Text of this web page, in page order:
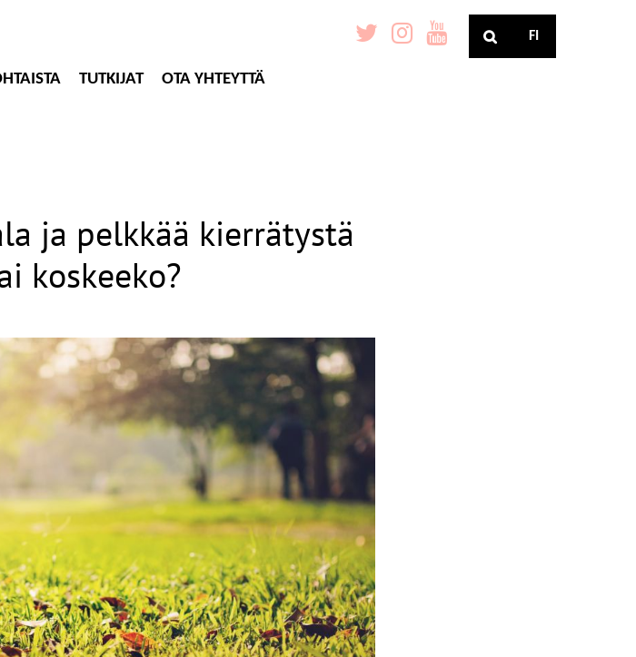
FI
TUTKIJAT OTA YHTEYTTÄ
ja pelkkää kierrätystä
koskeeko?